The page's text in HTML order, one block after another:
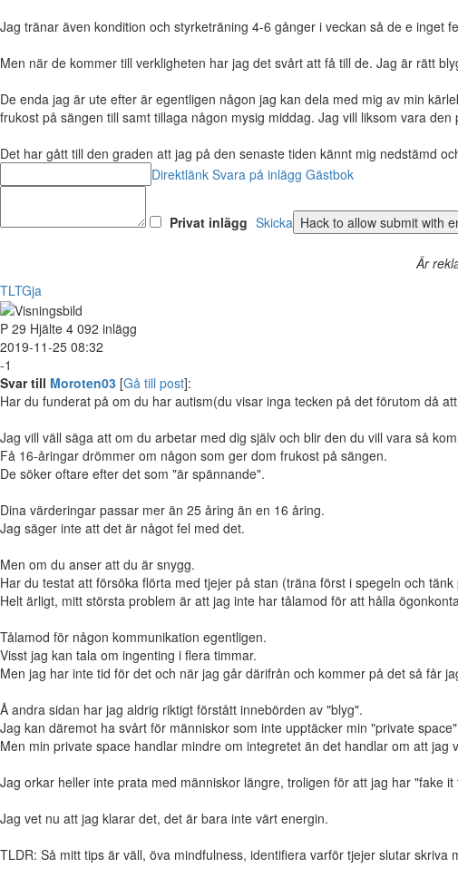
Jag tränar även kondition och styrketräning 4-6 gånger i veckan så de e inget
Men när de kommer till verkligheten har jag det svårt att få till de. Jag är rätt
De enda jag är ute efter är egentligen någon jag kan dela med mig av min
frukost på sängen till samt tillaga någon mysig middag. Jag vill liksom vara
Det har gått till den graden att jag på den senaste tiden kännt mig nedstämd
Direktlänk Svara på inlägg Gästbok
Privat inlägg Skicka
Är
TLTGja
P 29 Hjälte 4 092 inlägg
2019-11-25 08:32
-1
Svar till Moroten03 [Gå till post]:
Har du funderat på om du har autism(du visar inga tecken på det förutom då
Jag vill väll säga att om du arbetar med dig själv och blir den du vill vara så
Få 16-åringar drömmer om någon som ger dom frukost på sängen.
De söker oftare efter det som "är spännande".
Dina värderingar passar mer än 25 åring än en 16 åring.
Jag säger inte att det är något fel med det.
Men om du anser att du är snygg.
Har du testat att försöka flörta med tjejer på stan (träna först i spegeln och
Helt ärligt, mitt största problem är att jag inte har tålamod för att hålla
Tålamod för någon kommunikation egentligen.
Visst jag kan tala om ingenting i flera timmar.
Men jag har inte tid för det och när jag går därifrån och kommer på det så får
Å andra sidan har jag aldrig riktigt förstått innebörden av "blyg".
Jag kan däremot ha svårt för människor som inte upptäcker min "private
Men min private space handlar mindre om integretet än det handlar om att
Jag orkar heller inte prata med människor längre, troligen för att jag har "fake
Jag vet nu att jag klarar det, det är bara inte värt energin.
TLDR: Så mitt tips är väll, öva mindfulness, identifiera varför tjejer slutar